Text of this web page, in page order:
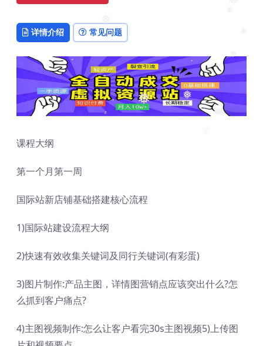
❅
❅
❅
❅
详情介绍 常见问题
课程大纲
第一个月第一周
国际站新店铺基础搭建核心流程
1)国际站建设流程大纲
2)快速有效收集关键词及同行关键词(有彩蛋)
3)图片制作:产品主图，详情图营销点应该突出什么?怎
么抓到客户痛点?
4)主图视频制作:怎么让客户看完30s主图视频5)上传图